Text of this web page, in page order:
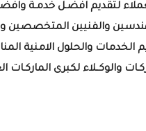
لتقديم افضـل خدمـة
والفنيين المتخصصين
والحلول الامنية
والوكــلاء لكبرى الماركـات